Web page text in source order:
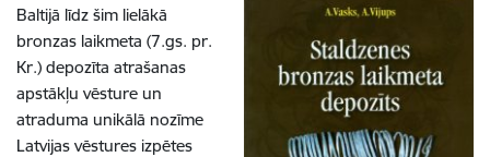
Baltijā līdz šim lielākā
bronzas laikmeta (7.gs. pr.
Kr.) depozīta atrašanas
apstākļu vēsture un
atraduma unikālā nozīme
Latvijas vēstures izpētes